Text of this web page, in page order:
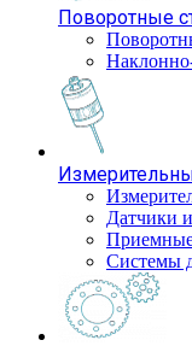
Поворотные
Датчики
Приемные
Системы